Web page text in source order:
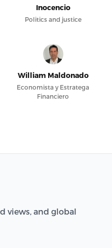
Inocencio
Politics and justice
William Maldonado
Economista y Estratega
Financiero
views, and global